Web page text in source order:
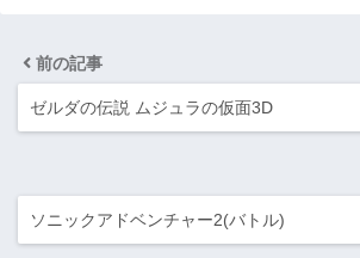
前の記事
ゼルダの伝説 ムジュラの仮面3D
ソニックアドベンチャー2(バトル)